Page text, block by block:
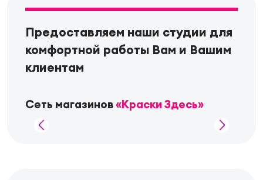
Предоставляем наши студии для
комфортной работы Вам и Вашим
клиентам
Сеть магазинов«Краски Здесь»